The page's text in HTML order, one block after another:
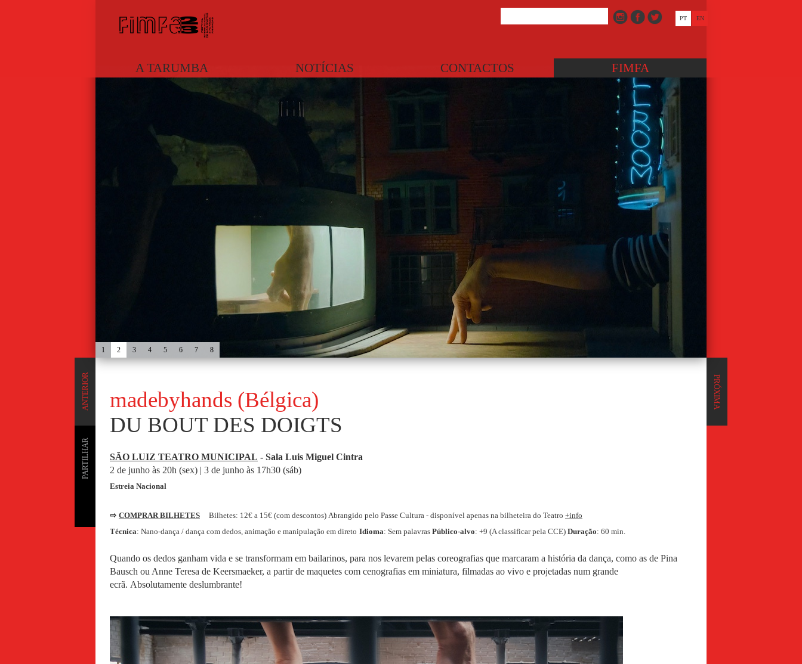
A TARUMBA NOTÍCIAS CONTACTOS FIMFA
PT EN
1 2 3 4 5 6 7 8
PRÓXIMA
ANTERIOR
PARTILHAR
madebyhands (Bélgica)
DU BOUT DES DOIGTS
SÃO LUIZ TEATRO MUNICIPAL - Sala Luis Miguel Cintra
2 de junho às 20h (sex) | 3 de junho às 17h30 (sáb)
Estreia Nacional
⇨ COMPRAR BILHETES Bilhetes: 12€ a 15€ (com descontos) Abrangido pelo Passe Cultura - disponível apenas na bilheteira do Teatro +info
Técnica: Nano-dança / dança com dedos, animação e manipulação em direto Idioma: Sem palavras Público-alvo: +9 (A classificar pela CCE) Duração: 60 min.
Quando os dedos ganham vida e se transformam em bailarinos, para nos levarem pelas coreografias que marcaram a história da dança, como as de Pina
Bausch ou Anne Teresa de Keersmaeker, a partir de maquetes com cenografias em miniatura, filmadas ao vivo e projetadas num grande
ecrã. Absolutamente deslumbrante!